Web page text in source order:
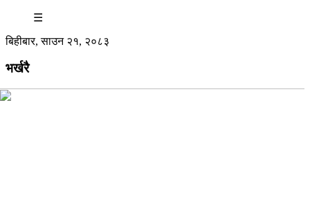
☰
बिहीबार, साउन २१, २०८३
भर्खरै